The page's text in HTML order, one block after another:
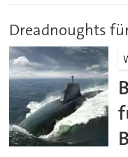
Dreadnoughts